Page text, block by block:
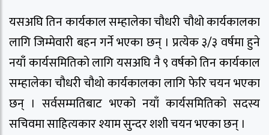
यसअघि तिन कार्यकाल सम्हालेका चौधरी चौथो कार्यकालका
लागि जिम्मेवारी बहन गर्ने भएका छन् । प्रत्येक ३/३ वर्षमा हुने
नयाँ कार्यसमितिको लागि यसअघि नै ९ वर्षको तिन कार्यकाल
सम्हालेका चौधरी चौथो कार्यकालका लागि फेरि चयन भएका
छन् । सर्वसम्मतिबाट भएको नयाँ कार्यसमितिको सदस्य
सचिवमा साहित्यकार श्याम सुन्दर शशी चयन भएका छन् ।